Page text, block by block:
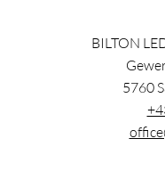
BILTON
5760